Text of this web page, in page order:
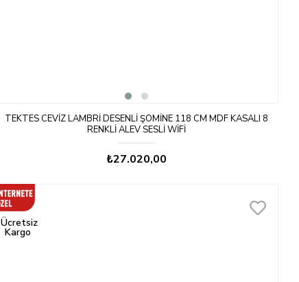
TEKTES CEVIZ LAMBRI DESENLI ŞÖMINE 118 CM MDF KASALI 8
RENKLI ALEV SESLI WIFI
₺27.020,00
Ücretsiz
Kargo